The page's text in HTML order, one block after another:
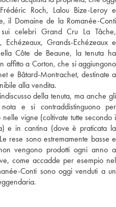
Roch, Lalou Bize-Leroy e
il Domaine de la Romanée-Conti
celebri Grand Cru La Tâche,
Echézeaux, Grands-Echézeaux e
Côte de Beaune, la tenuta ha
affitto a Corton, che si aggiungono
e Bâtard-Montrachet, destinate a
alla vendita.
della tenuta, ma anche gli
e si contraddistinguono per
vigne (coltivate tutte secondo i
e in cantina (dove è praticata la
rese sono estremamente basse e
vengono prodotti ogni anno a
come accadde per esempio nel
Conti sono oggi venduti a un